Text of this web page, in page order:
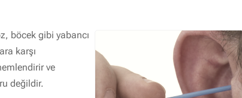
böcek gibi yabancı
karşı
ve
değildir.